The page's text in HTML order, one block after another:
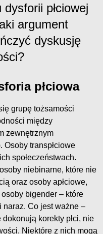
płciowej
argument
dyskusję
płciowa
grupę tożsamości
między
zewnętrznym
Osoby transpłciowe
społeczeństwach.
niebinarne, które nie
oraz osoby apłciowe,
bigender – które
naraz. Co jest ważne –
korekty płci, nie
Niektóre z nich mogą